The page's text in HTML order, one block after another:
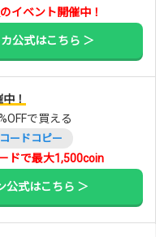
イベント開催中！
公式はこちら ＞
！
で買える
コードコピー
ドで最大1,500coin
公式はこちら ＞